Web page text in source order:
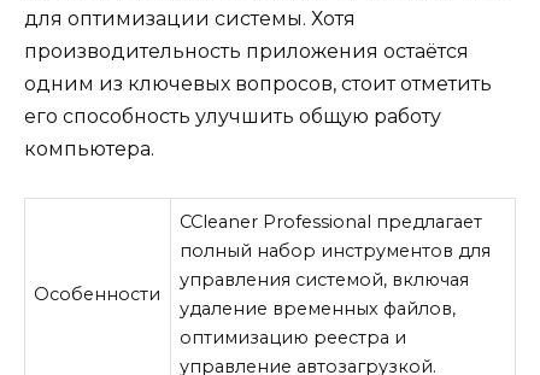
для оптимизации системы. Хотя
производительность приложения остаётся
одним из ключевых вопросов, стоит отметить
его способность улучшить общую работу
компьютера.
Особенности
CCleaner Professional предлагает
полный набор инструментов для
управления системой, включая
удаление временных файлов,
оптимизацию реестра и
управление автозагрузкой.